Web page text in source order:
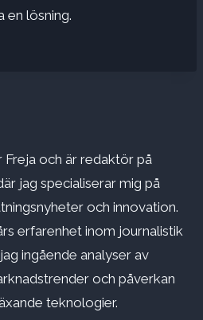
en lösning.
Freja och är redaktör på
jag specialiserar mig på
och innovation.
erfarenhet inom journalistik
ingående analyser av
och påverkan
teknologier.